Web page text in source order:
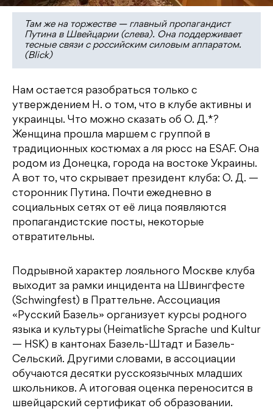
Там же на торжестве — главный пропагандист
Путина в Швейцарии (слева). Она поддерживает
тесные связи с российским силовым аппаратом.
(Blick)
Нам остается разобраться только с
утверждением Н. о том, что в клубе активны и
украинцы. Что можно сказать об О. Д.*?
Женщина прошла маршем с группой в
традиционных костюмах а ля рюсс на ESAF. Она
родом из Донецка, города на востоке Украины.
А вот то, что скрывает президент клуба: О. Д. —
сторонник Путина. Почти ежедневно в
социальных сетях от её лица появляются
пропагандистские посты, некоторые
отвратительны.
Подрывной характер лояльного Москве клуба
выходит за рамки инцидента на Швингфесте
(Schwingfest) в Праттельне. Ассоциация
«Русский Базель» организует курсы родного
языка и культуры (Heimatliche Sprache und Kultur
— HSK) в кантонах Базель-Штадт и Базель-
Сельский. Другими словами, в ассоциации
обучаются десятки русскоязычных младших
школьников. А итоговая оценка переносится в
швейцарский сертификат об образовании.